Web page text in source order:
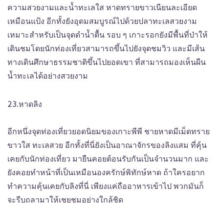
ความสวยงามและน้ำทะเลใส หาดทรายขาวเนียนละเอียด
เหมือนแป้ง อีกทั้งยังอุดมสมบูรณ์ไปด้วยปลาทะเลสวยงาม
เหมาะสำหรับเป็นจุดดำน้ำตื้น รอบ ๆ เกาะรอกยังมีพื้นที่ป่าให้
เดินชมโดยนักท่องเที่ยวสามารถขึ้นไปยังจุดชมวิว และมีเส้น
ทางเดินศึกษาธรรมชาติขึ้นไปยอดเขา ที่สามารถมองเห็นผืน
น้ำทะเลได้อย่างสวยงาม
23.หาดลิง
อีกหนึ่งจุดท่องเที่ยวยอดนิยมของเกาะพีพี ชายหาดมีเม็ดทราย
ขาวใส ทะเลสวย อีกทั้งที่นี่ยังเป็นอาณาจักรของลิงแสม ที่คุ้น
เคยกับนักท่องเที่ยว มายืนคอยต้อนรับกันเป็นจำนวนมาก และ
ยังคอยทำหน้าที่เป็นเหมือนองครักษ์พิทักษ์หาด ถ้าใครอยาก
ทำความคุ้นเคยกับลิงที่นี่ เพียงแค่ถืออาหารเข้าไป พวกมันก็
จะรีบถลามาให้เชยชมอย่างใกล้ชิด